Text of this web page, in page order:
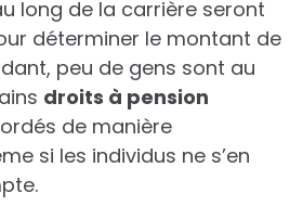
long de la carrière seront
déterminer le montant de
peu de gens sont au
droits à pension
de manière
si les individus ne s’en